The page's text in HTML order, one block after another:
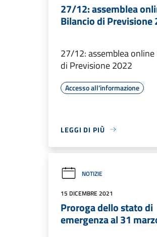
27/12: assemblea
Bilancio di Previsione
27/12: assemblea online
di Previsione 2022
Accesso all'informazione
LEGGI DI PIÙ
NOTIZIE
15 DICEMBRE 2021
Proroga dello stato di
emergenza al 31